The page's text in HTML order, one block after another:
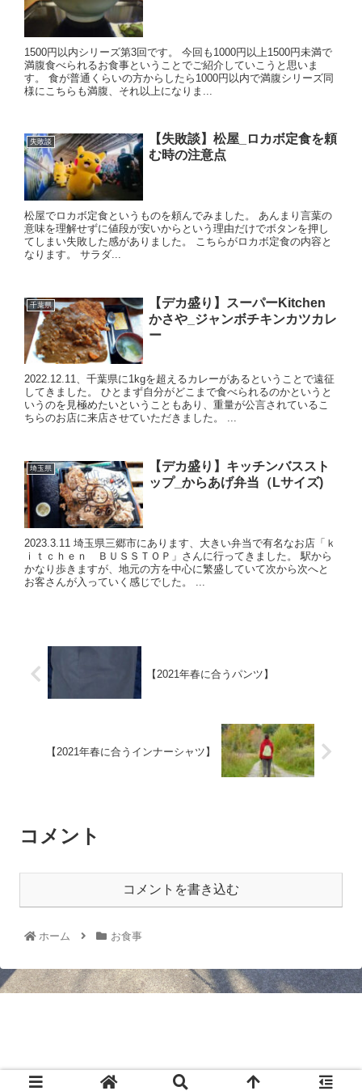
1500円以内シリーズ第3回です。 今回も1000円以上1500円未満で
満腹食べられるお食事ということでご紹介していこうと思いま
す。 食が普通くらいの方からしたら1000円以内で満腹シリーズ同
様にこちらも満腹、それ以上になりま...
失敗談
【失敗談】松屋_ロカボ定食を頼
む時の注意点
松屋でロカボ定食というものを頼んでみました。 あんまり言葉の
意味を理解せずに値段が安いからという理由だけでボタンを押し
てしまい失敗した感がありました。 こちらがロカボ定食の内容と
なります。 サラダ...
千葉県
【デカ盛り】スーパーKitchen
かさや_ジャンボチキンカツカレ
ー
2022.12.11、千葉県に1kgを超えるカレーがあるということで遠征
してきました。 ひとまず自分がどこまで食べられるのかというと
いうのを見極めたいということもあり、重量が公言されているこ
ちらのお店に来店させていただきました。 ...
埼玉県
【デカ盛り】キッチンバススト
ップ_からあげ弁当（Lサイズ)
2023.3.11 埼玉県三郷市にあります、大きい弁当で有名なお店「ｋ
ｉｔｃｈｅｎ ＢＵＳＳＴＯＰ」さんに行ってきました。 駅から
かなり歩きますが、地元の方を中心に繁盛していて次から次へと
お客さんが入っていく感じでした。 ...
【2021年春に合うパンツ】
【2021年春に合うインナーシャツ】
コメント
コメントを書き込む
ホーム お食事
© 2021 ふるたかノート.